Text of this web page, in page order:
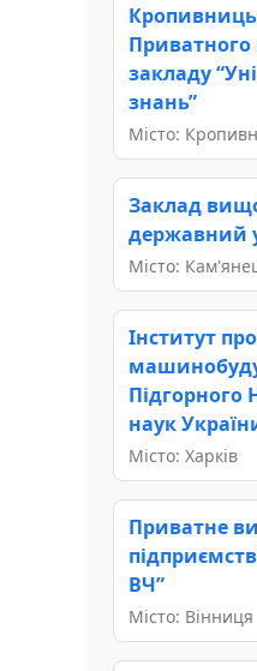
закладу
знань”
Місто:
Заклад
державний
Місто:
Інститут
Підгорного
наук
Місто: Харків
Приватне
ВЧ”
Місто: Вінниця